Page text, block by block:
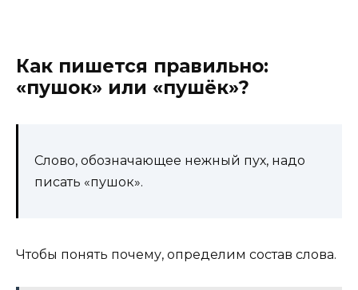
Как пишется правильно:
«пушок» или «пушёк»?
Слово, обозначающее нежный пух, надо
писать «пушок».
Чтобы понять почему, определим состав слова.